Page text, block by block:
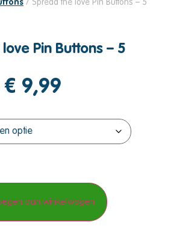
/ Spread the love Pin Buttons – 5
Pin Buttons – 5
€ 9,99
aan winkelwagen